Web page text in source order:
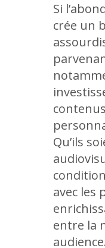
Si
crée un
Qu’ils
avec les
entre la